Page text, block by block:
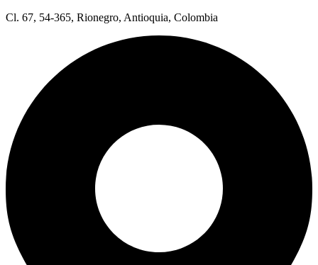
Cl. 67, 54-365, Rionegro, Antioquia, Colombia